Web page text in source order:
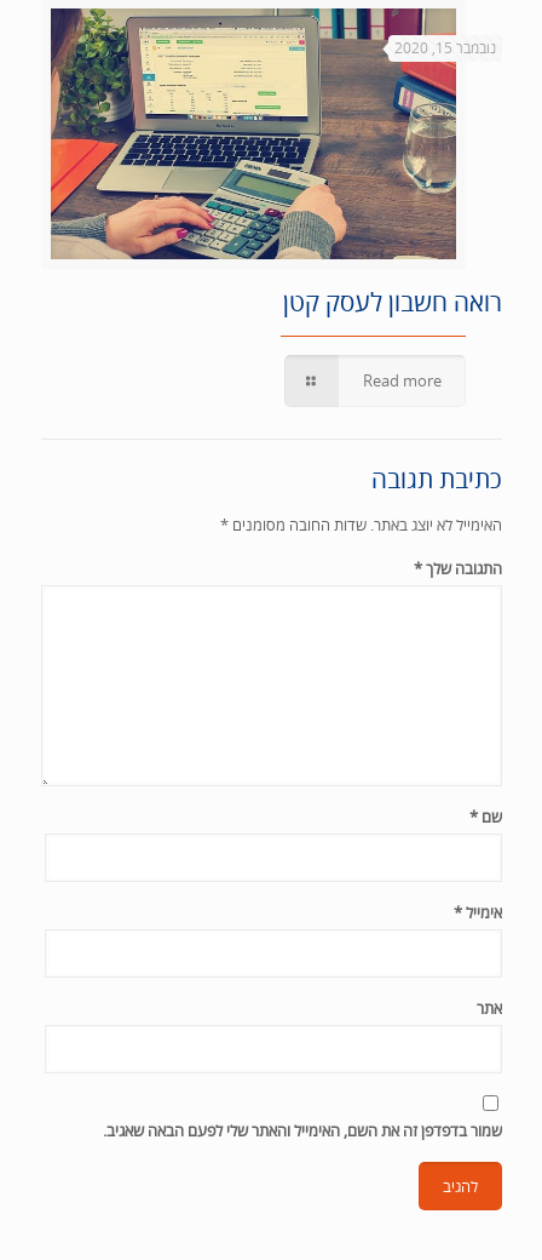
נובמבר 15, 2020
רואה חשבון לעסק קטן
Read more
כתיבת תגובה
האימייל לא יוצג באתר. שדות החובה מסומנים*
התגובה שלך*
שם*
אימייל*
אתר
שמור בדפדפן זה את השם, האימייל והאתר שלי לפעם הבאה שאגיב.